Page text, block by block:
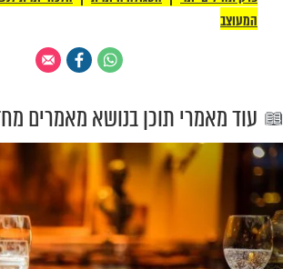
לבורות ולבך נשבר בקרבך, אל
שהגעת ללב שבור, כי לב
כיסא הכבוד, לשחוק שמים
כבעל חטא יכול להוציא אחרים
תקווה לאובד ומר נפש, אתה
יכול לנתב את החבר, לתת לו
חזרה אל אבינו שבשמים...